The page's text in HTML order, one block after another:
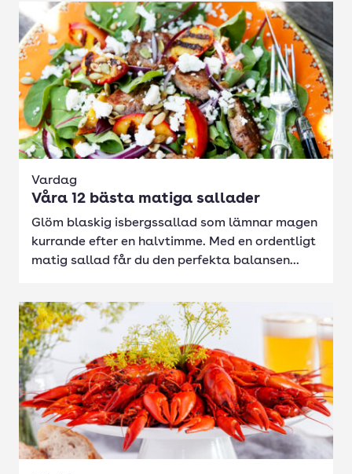
Vardag
Våra 12 bästa matiga sallader
Glöm blaskig isbergssallad som lämnar magen
kurrande efter en halvtimme. Med en ordentligt
matig sallad får du den perfekta balansen...